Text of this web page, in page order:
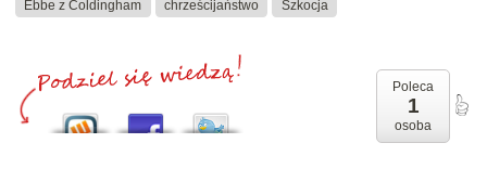
Ebbe z Coldingham chrześcijaństwo Szkocja
Poleca
1
osoba